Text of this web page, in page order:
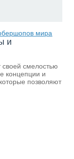
и
смелостью
концепции и
позволяют